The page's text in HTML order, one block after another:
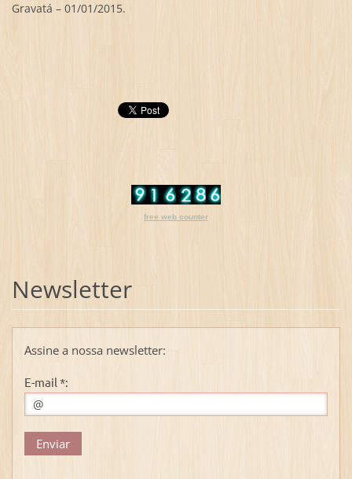
Gravatá – 01/01/2015.
free web counter
Newsletter
Assine a nossa newsletter:
E-mail *: